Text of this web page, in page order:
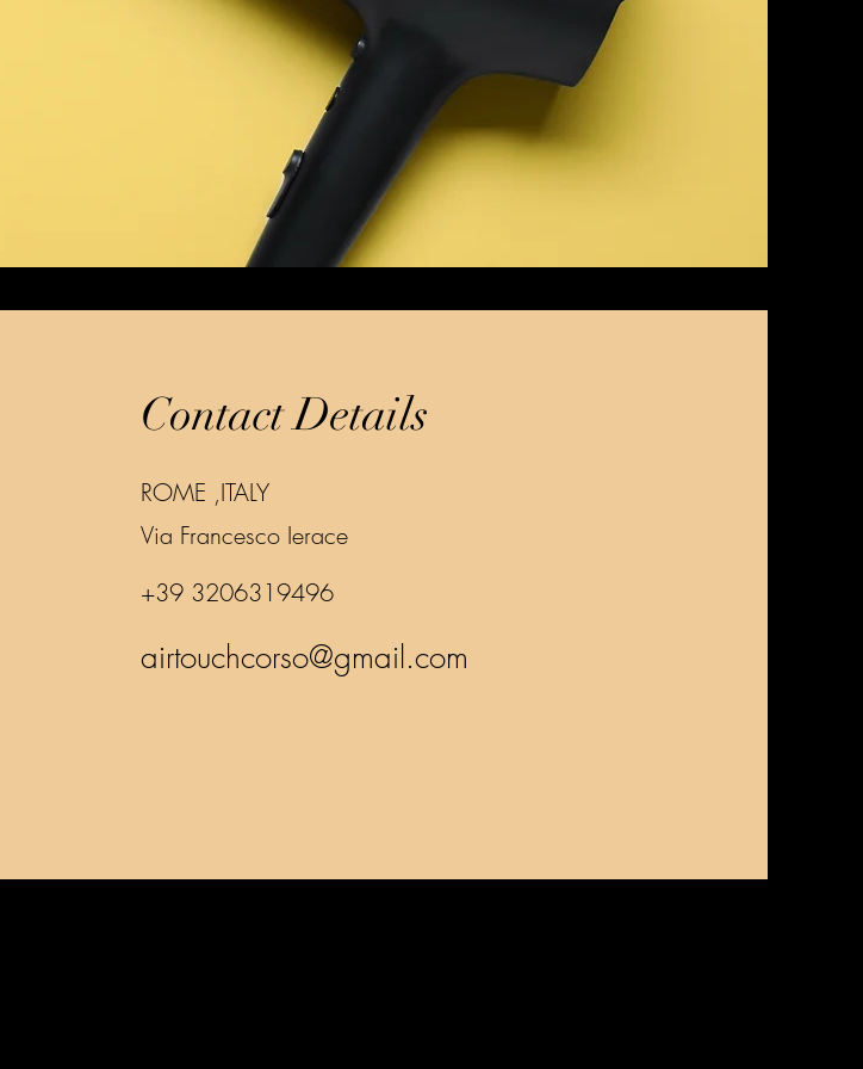
Contact Details
ROME ,ITALY
Via Francesco Ierace
+39 3206319496
airtouchcorso@gmail.com